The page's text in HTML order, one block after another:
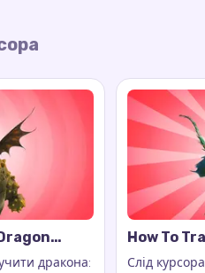
дракона:
How To
Nadder
Слід